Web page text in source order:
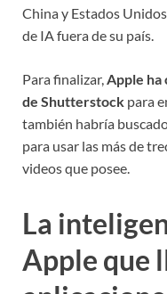
China y Estados
de IA fuera de su país.
Para finalizar,Apple ha
de Shutterstock para
también habría
para usar las más de
videos que posee.
La
Apple que